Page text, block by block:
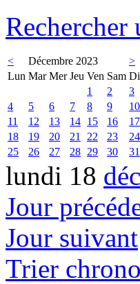
Rechercher
< Décembre 2023
>
Lun Mar Mer Jeu Ven Sam
1
2
3
4
5 6 7 8 9
10
11
12 13 14 15 16
17
18
19 20 21 22 23
24
25
26 27 28 29 30 31
lundi 18
Jour
Jour suivant
Trier